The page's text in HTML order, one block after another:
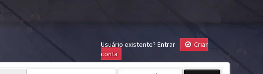
Usuário existente? Entrar
Criar
conta